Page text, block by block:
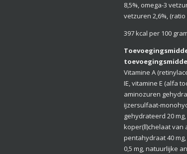
8,5%, omega-3
vetzuren 2,6%,
397kcal per 100
Vitamine A
IE, vitamine E (alfa­
aminozuren
ijzersulfaat-
gehydrateerd 20
koper(ll)chelaat van
pentahydraat 40
0,5 mg, natuurlijke